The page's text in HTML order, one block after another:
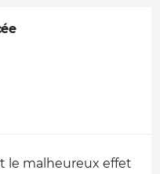
le malheureux effet